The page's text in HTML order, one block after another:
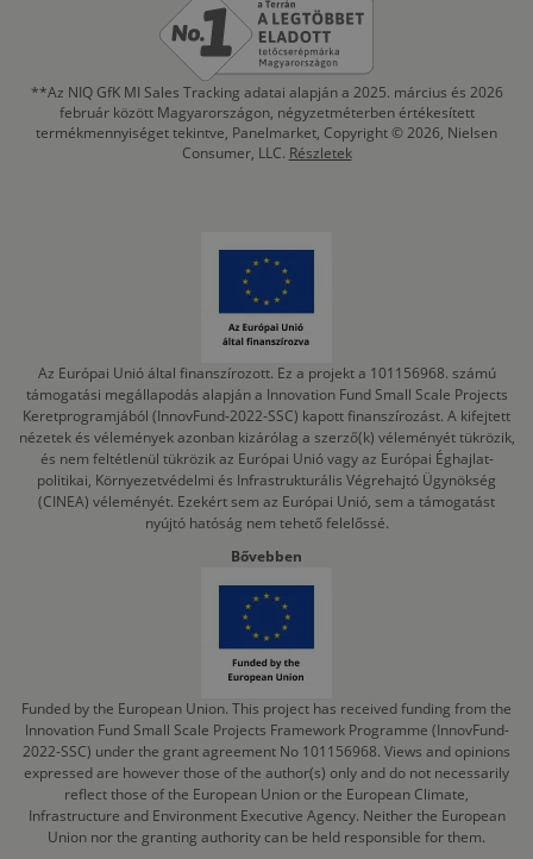
**Az NIQ GfK MI Sales Tracking adatai alapján a 2025. március és 2026
február között Magyarországon, négyzetméterben értékesített
termékmennyiséget tekintve, Panelmarket, Copyright © 2026, Nielsen
Consumer, LLC. Részletek
Az Európai Unió által finanszírozott. Ez a projekt a 101156968. számú
támogatási megállapodás alapján a Innovation Fund Small Scale Projects
Keretprogramjából (InnovFund-2022-SSC) kapott finanszírozást. A kifejtett
nézetek és vélemények azonban kizárólag a szerző(k) véleményét tükrözik,
és nem feltétlenül tükrözik az Európai Unió vagy az Európai Éghajlat-
politikai, Környezetvédelmi és Infrastrukturális Végrehajtó Ügynökség
(CINEA) véleményét. Ezekért sem az Európai Unió, sem a támogatást
nyújtó hatóság nem tehető felelőssé.
Bővebben
Funded by the European Union. This project has received funding from the
Innovation Fund Small Scale Projects Framework Programme (InnovFund-
2022-SSC) under the grant agreement No 101156968. Views and opinions
expressed are however those of the author(s) only and do not necessarily
reflect those of the European Union or the European Climate,
Infrastructure and Environment Executive Agency. Neither the European
Union nor the granting authority can be held responsible for them.